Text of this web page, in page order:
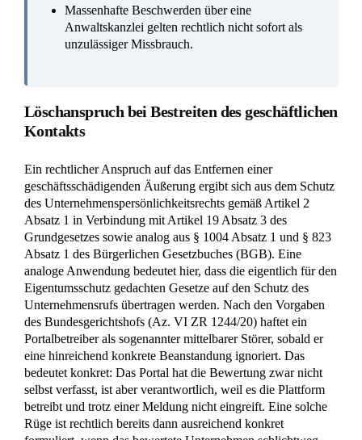
Massenhafte Beschwerden über eine
Anwaltskanzlei gelten rechtlich nicht sofort als
unzulässiger Missbrauch.
Löschanspruch bei Bestreiten des geschäftlichen
Kontakts
Ein rechtlicher Anspruch auf das Entfernen einer
geschäftsschädigenden Äußerung ergibt sich aus dem Schutz
des Unternehmenspersönlichkeitsrechts gemäß Artikel 2
Absatz 1 in Verbindung mit Artikel 19 Absatz 3 des
Grundgesetzes sowie analog aus § 1004 Absatz 1 und § 823
Absatz 1 des Bürgerlichen Gesetzbuches (BGB). Eine
analoge Anwendung bedeutet hier, dass die eigentlich für den
Eigentumsschutz gedachten Gesetze auf den Schutz des
Unternehmensrufs übertragen werden. Nach den Vorgaben
des Bundesgerichtshofs (Az. VI ZR 1244/20) haftet ein
Portalbetreiber als sogenannter mittelbarer Störer, sobald er
eine hinreichend konkrete Beanstandung ignoriert. Das
bedeutet konkret: Das Portal hat die Bewertung zwar nicht
selbst verfasst, ist aber verantwortlich, weil es die Plattform
betreibt und trotz einer Meldung nicht eingreift. Eine solche
Rüge ist rechtlich bereits dann ausreichend konkret